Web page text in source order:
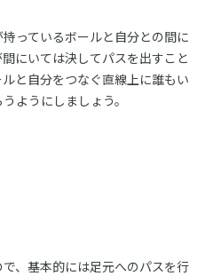
っているボールと自分との間に
にいては決してパスを出すこと
と自分をつなぐ直線上に誰もい
ようにしましょう。
、基本的には足元へのパスを行